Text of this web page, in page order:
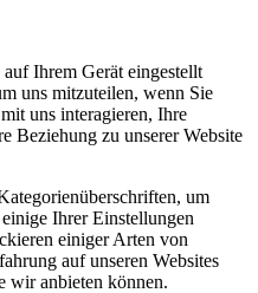
Ihrem Gerät eingestellt
uns mitzuteilen, wenn Sie
uns interagieren, Ihre
Beziehung zu unserer Website
um
Ihrer Einstellungen
einiger Arten von
auf unseren Websites
wir anbieten können.